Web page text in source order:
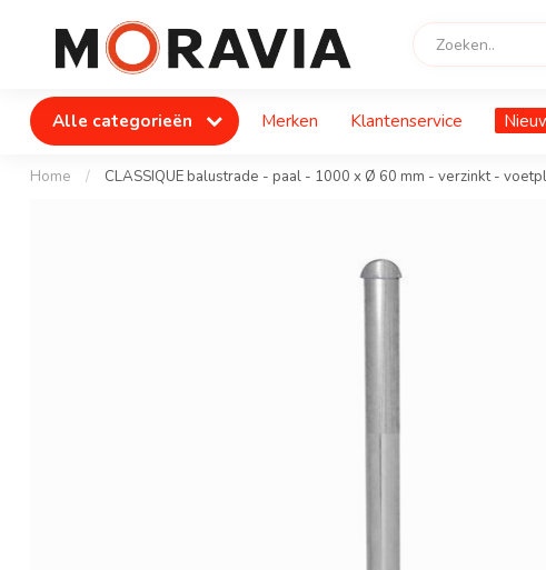
Alle categorieën Merken Klantenservice
Home / CLASSIQUE balustrade - paal - 1000 x Ø 60 mm - verzinkt -